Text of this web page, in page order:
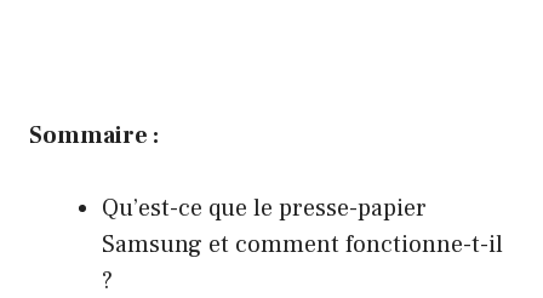
Sommaire :
Qu’est-ce que le presse-papier
Samsung et comment fonctionne-t-il
?